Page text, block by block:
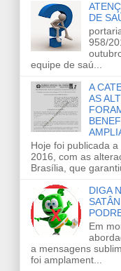
DE
958/
equipe de saú...
A
AS
Hoje foi publicada
2016, com as
Brasília, que
DIGA
Em
a mensagens
foi amplament...